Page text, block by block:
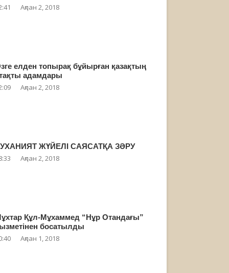
Ақпан 2, 2018
елден топырақ бұйырған қазақтың
адамдары
Ақпан 2, 2018
ЖҮЙЕЛІ САЯСАТҚА ЗӘРУ
Ақпан 2, 2018
Құл-Мұхаммед “Нұр Отандағы”
босатылды
Ақпан 1, 2018